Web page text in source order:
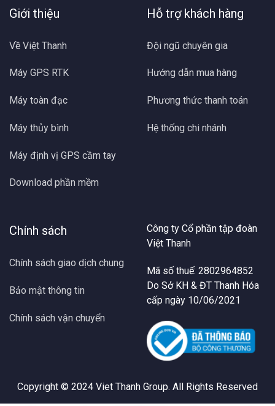
Giới thiệu
Về Việt Thanh
Máy GPS RTK
Máy toàn đạc
Máy thủy bình
Máy định vị GPS cầm tay
Download phần mềm
Hỗ trợ khách hàng
Đội ngũ chuyên gia
Hướng dẫn mua hàng
Phương thức thanh toán
Hệ thống chi nhánh
Chính sách
Chính sách giao dịch chung
Bảo mật thông tin
Chính sách vận chuyển
Công ty Cổ phần tập đoàn
Việt Thanh
Mã số thuế: 2802964852
Do Sở KH & ĐT Thanh Hóa
cấp ngày 10/06/2021
Copyright © 2024 Viet Thanh Group. All Rights Reserved